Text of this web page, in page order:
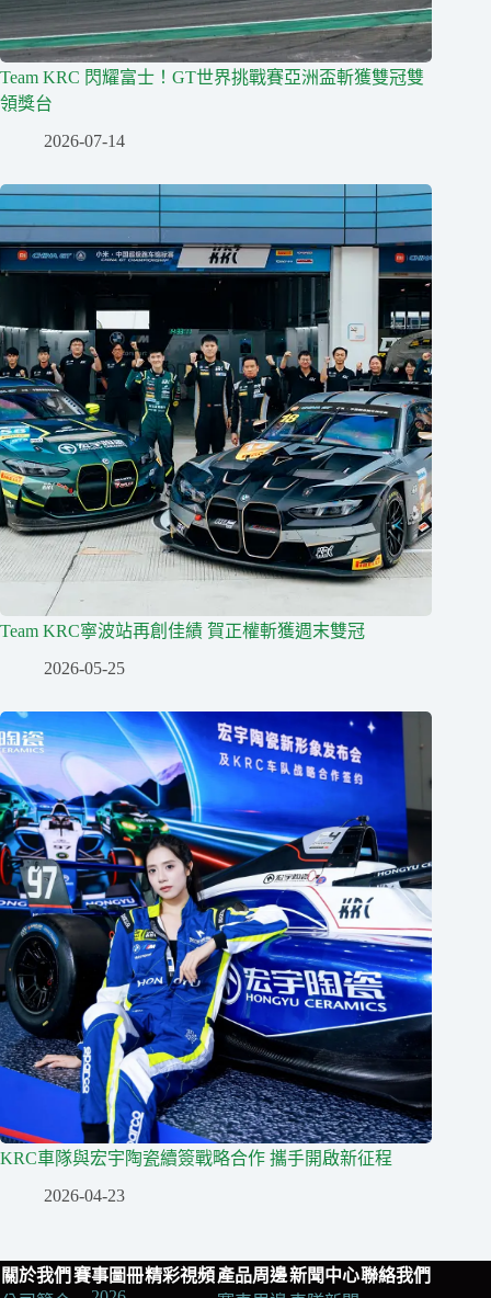
Team KRC 閃耀富士！GT世界挑戰賽亞洲盃斬獲雙冠雙
領獎台
2026-07-14
Team KRC寧波站再創佳績 賀正權斬獲週末雙冠
2026-05-25
KRC車隊與宏宇陶瓷續簽戰略合作 攜手開啟新征程
2026-04-23
關於我們 賽事圖冊精彩視頻產品周邊新聞中心聯絡我們